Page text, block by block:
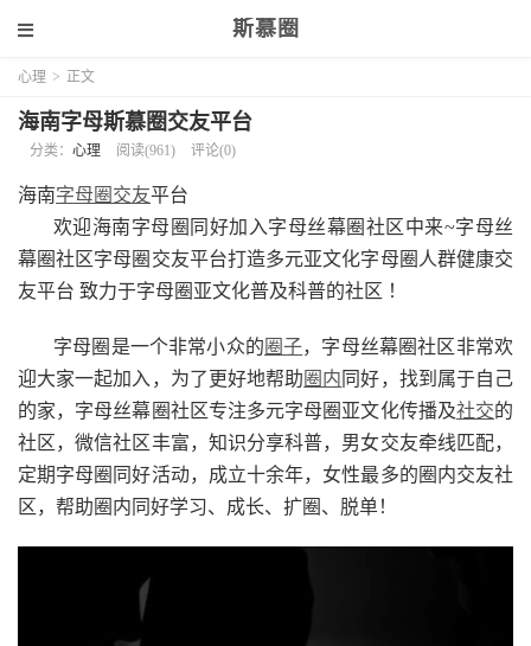
斯慕圈
心理 > 正文
海南字母斯慕圈交友平台
分类： 心理 阅读(961) 评论(0)
海南字母圈交友平台
欢迎海南字母圈同好加入字母丝幕圈社区中来~字母丝
幕圈社区字母圈交友平台打造多元亚文化字母圈人群健康交
友平台 致力于字母圈亚文化普及科普的社区 ！
字母圈是一个非常小众的 圈子，字母丝幕圈社区非常欢
迎大家一起加入，为了更好地帮助 圈内 同好，找到属于自己
的家，字母丝幕圈社区专注多元字母圈亚文化传播及社交的
社区，微信社区丰富，知识分享科普，男女交友牵线匹配，
定期字母圈同好活动，成立十余年，女性最多的圈内交友社
区，帮助圈内同好学习、成长、扩圈、脱单！